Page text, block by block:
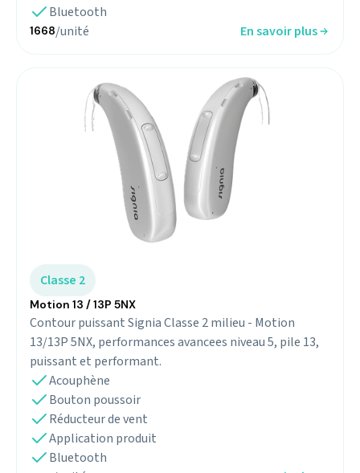
Bluetooth
1668/unité En savoir plus
Classe 2
Motion 13 / 13P 5NX
Contour puissant Signia Classe 2 milieu - Motion
13/13P 5NX, performances avancees niveau 5, pile 13,
puissant et performant.
Acouphène
Bouton poussoir
Réducteur de vent
Application produit
Bluetooth